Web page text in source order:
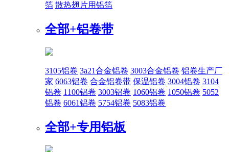
箔 散热翅片用铝箔
全部+铝卷带
3105铝卷 3a21合金铝卷 3003合金铝卷 铝卷生产厂
家 6063铝卷 合金铝卷带 保温铝卷 3004铝卷 3104
铝卷 1100铝卷 3003铝卷 1060铝卷 1050铝卷 5052
铝卷 6061铝卷 5754铝卷 5083铝卷
全部+专用铝板